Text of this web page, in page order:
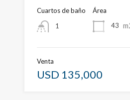
Cuartos de baño
1
Área
43
Venta
USD 135,000